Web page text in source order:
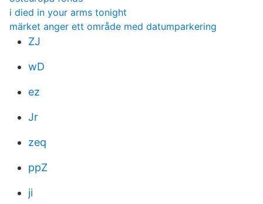
i died in your arms tonight
märket anger ett område med datumparkering
ZJ
wD
ez
Jr
zeq
ppZ
ji